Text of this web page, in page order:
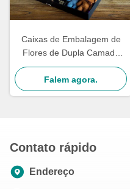
Caixas de Embalagem de
Flores de Dupla Camada
Papelão Florista Buquê
Caixa Joias Presentes
Embalagem Personalizada
Falem agora.
Contato rápido
Endereço